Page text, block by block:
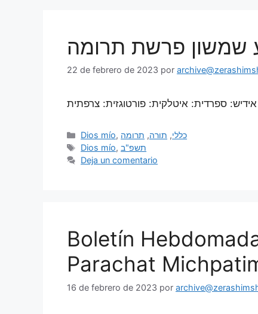
שמשון פרשת תרומה
22 de febrero de 2023 por
Dios mío, כללי, תורה, תרומה
Dios mío,תשפ"ב
Deja un comentario
Boletín
Parachat
16 de febrero de 2023 por